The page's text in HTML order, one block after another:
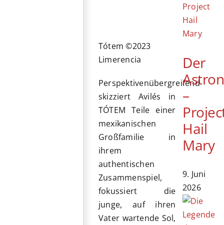
Tótem ©2023
Limerencia
Perspektivenübergreifend
skizziert Avilés in
TÓTEM Teile einer
mexikanischen
Großfamilie in
ihrem
authentischen
Zusammenspiel,
fokussiert die
junge, auf ihren
Vater wartende Sol,
Der
–
Hail
Mary
9. Juni
2026